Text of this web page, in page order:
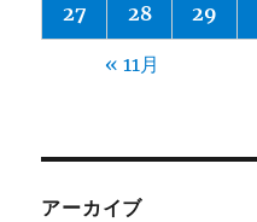
27 28 29
« 11月
アーカイブ